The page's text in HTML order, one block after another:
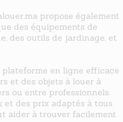
propose également
des équipements de
des outils de jardinage, et
plateforme en ligne efficace
et des objets à louer à
ou entre professionnels.
et des prix adaptés à tous
aider à trouver facilement